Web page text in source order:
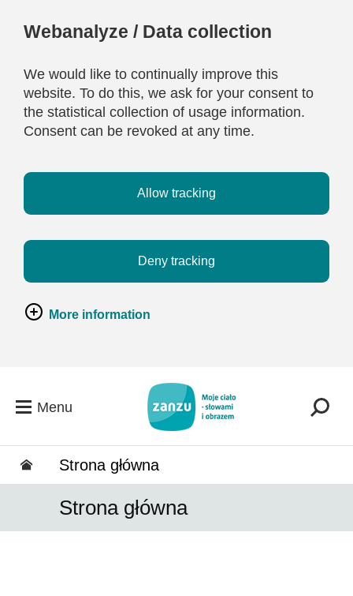
Webanalyze / Data collection
We would like to continually improve this
website. To do this, we ask for your consent to
the statistical collection of usage information.
Consent can be revoked at any time.
Allow tracking
Deny tracking
More information
Menu
Strona główna
Strona główna